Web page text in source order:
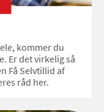
kommer du
Er det virkelig så
Få Selvtillid af
råd her.